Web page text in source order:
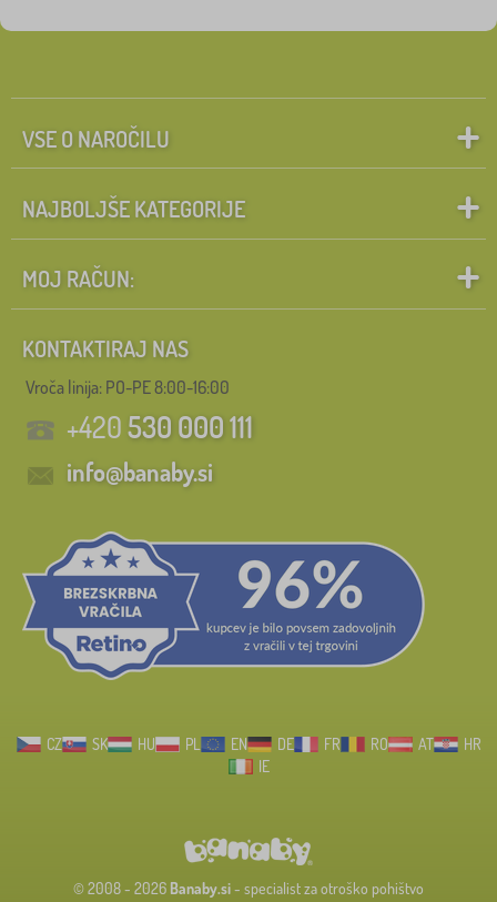
VSE O NAROČILU
NAJBOLJŠE KATEGORIJE
MOJ RAČUN:
KONTAKTIRAJ NAS
Vroča linija: PO-PE 8:00-16:00
+420530 000 111
info@banaby.si
CZ SK HU PL EN DE FR RO AT
HR
IE
© 2008 - 2026 Banaby.si- specialist za otroško pohištvo